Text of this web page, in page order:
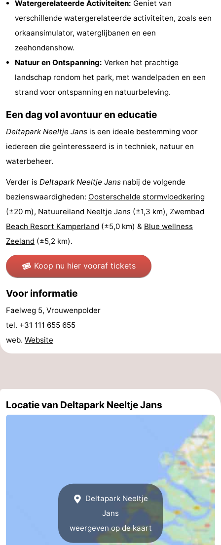
Zeeland
Schouwen-
Duiveland
-
Renesse
Bruinisse
-
Zierikzee
-
Oosterschelde
Burgh
Haamstede
-
Natuur
Kop
van
Walcheren
-
Veere
-
Natuur
-
Walcherse
Dishoek
-
Watergerelateerde Activiteiten: Geniet van
verschillende watergerelateerde activiteiten, zoals een
orkaansimulator, waterglijbanen en een
zeehondenshow.
Natuur en Ontspanning: Verken het prachtige
landschap rondom het park, met wandelpaden en een
strand voor ontspanning en natuurbeleving.
Een dag vol avontuur en educatie
Deltapark Neeltje Jans is een ideale bestemming voor
iedereen die geïnteresseerd is in techniek, natuur en
waterbeheer.
Verder is Deltapark Neeltje Jans nabij de volgende
bezienswaardigheden: Oosterschelde stormvloedkering
(±20 m), Natuureiland Neeltje Jans (±1,3 km), Zwembad
Beach Resort Kamperland (±5,0 km) & Blue wellness
Zeeland (±5,2 km).
Koop nu hier vooraf tickets
Voor informatie
Faelweg 5, Vrouwenpolder
tel. +31 111 655 655
web. Website
Locatie van Deltapark Neeltje Jans
Deltapark Neeltje
Jans
weergeven op de kaart